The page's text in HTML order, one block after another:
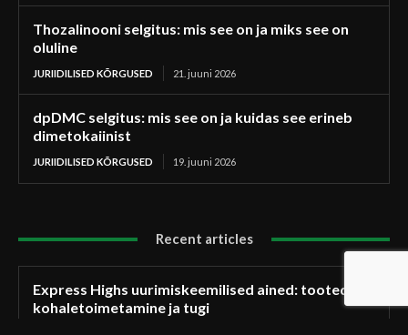
Thozalinooni selgitus: mis see on ja miks see on
oluline
JURIIDILISED KÕRGUSED 21. juuni 2026
dpDMC selgitus: mis see on ja kuidas see erineb
dimetokaiinist
JURIIDILISED KÕRGUSED 19. juuni 2026
Recent articles
Express Highs uurimiskeemilised ained: tooted,
kohaletoimetamine ja tugi